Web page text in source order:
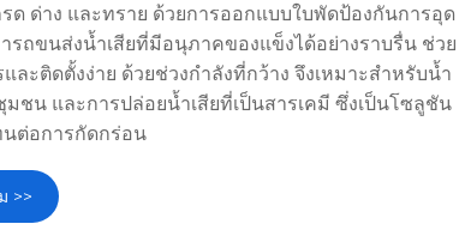
ด ด่าง และทราย ด้วยการออกแบบใบพัดป้องกันการอุด
ถขนส่งน้ำเสียที่มีอนุภาคของแข็งได้อย่างราบรื่น ช่วย
ละติดตั้งง่าย ด้วยช่วงกำลังที่กว้าง จึงเหมาะสำหรับน้ำ
มชน และการปล่อยน้ำเสียที่เป็นสารเคมี ซึ่งเป็นโซลูชัน
นต่อการกัดกร่อน
>>